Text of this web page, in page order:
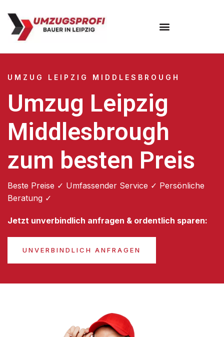
UMZUG LEIPZIG MIDDLESBROUGH
Umzug Leipzig
Middlesbrough
zum besten Preis
Beste Preise ✓ Umfassender Service ✓ Persönliche
Beratung ✓
Jetzt unverbindlich anfragen & ordentlich sparen:
UNVERBINDLICH ANFRAGEN